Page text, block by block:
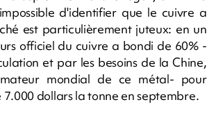
d'identifier que le cuivre a
est particulièrement juteux: en un
officiel du cuivre a bondi de 60% -
et par les besoins de la Chine,
mondial de ce métal- pour
dollars la tonne en septembre.